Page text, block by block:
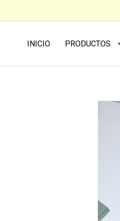
INICIO PRODUCTOS